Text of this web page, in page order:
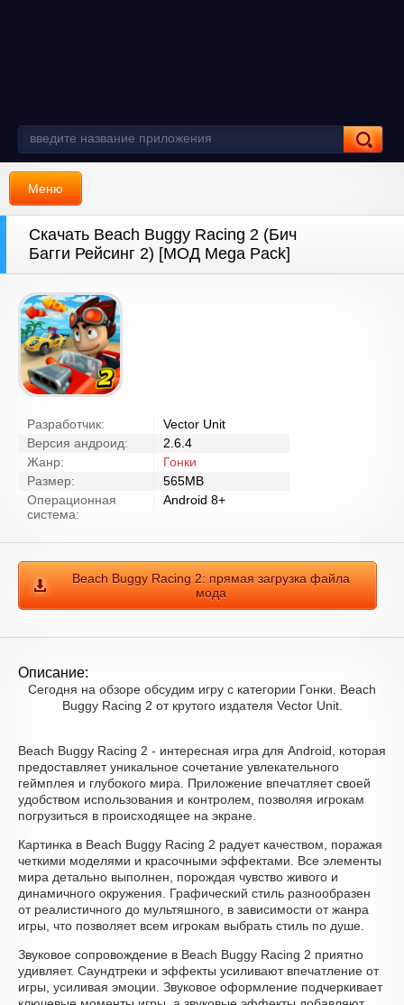
Меню
Скачать Beach Buggy Racing 2 (Бич
Багги Рейсинг 2) [МОД Mega Pack]
Разработчик:
Vector Unit
Версия андроид:
2.6.4
Жанр:
Гонки
Размер:
565MB
Операционная
система:
Android 8+
Beach Buggy Racing 2: прямая загрузка файла
мода
Описание:
Сегодня на обзоре обсудим игру с категории Гонки. Beach
Buggy Racing 2 от крутого издателя Vector Unit.
Beach Buggy Racing 2 - интересная игра для Android, которая
предоставляет уникальное сочетание увлекательного
геймплея и глубокого мира. Приложение впечатляет своей
удобством использования и контролем, позволяя игрокам
погрузиться в происходящее на экране.
Картинка в Beach Buggy Racing 2 радует качеством, поражая
четкими моделями и красочными эффектами. Все элементы
мира детально выполнен, порождая чувство живого и
динамичного окружения. Графический стиль разнообразен
от реалистичного до мультяшного, в зависимости от жанра
игры, что позволяет всем игрокам выбрать стиль по душе.
Звуковое сопровождение в Beach Buggy Racing 2 приятно
удивляет. Саундтреки и эффекты усиливают впечатление от
игры, усиливая эмоции. Звуковое оформление подчеркивает